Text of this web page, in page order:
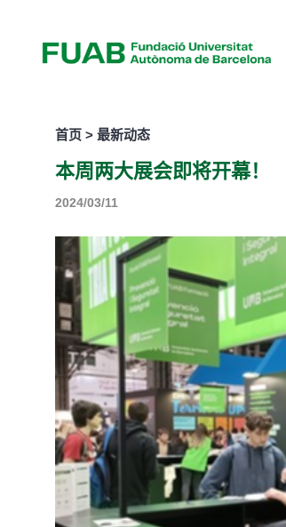
首页 > 最新动态
本周两大展会即将开幕！
2024/03/11